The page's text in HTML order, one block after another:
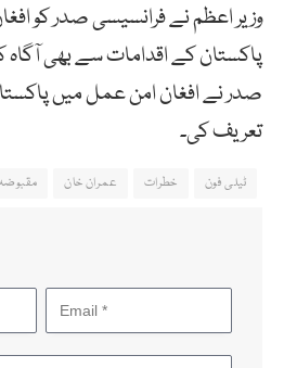
وزیر اعظم نے فرانسیسی صدر کو
پاکستان کے اقدامات سے بھی
صدر نے افغان امن عمل میں
تعریف کی۔
ٹیلی فون خطرات عمران خان